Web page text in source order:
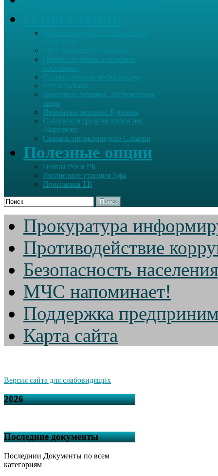
Общие сведения о сельском
поселении
Статистическая информация
Фотоальбомы
Именитые земляки. Заслуженные
люди
Именитые земляки. Рубрика
Сабаевская средняя школа им.
Шарипова
Скачать энциклопедию Сабаево
Полезные опции
Гимны РФ и РБ
Расписание станция Уфа
Программа ТВ
Поиск
Прокуратура
Противодействие
Безопасность
МЧС напоминает!
Поддержка
Карта сайта
Версия сайта для слабовидящих
2026
Последние документы
Последнии Документы по всем
категориям